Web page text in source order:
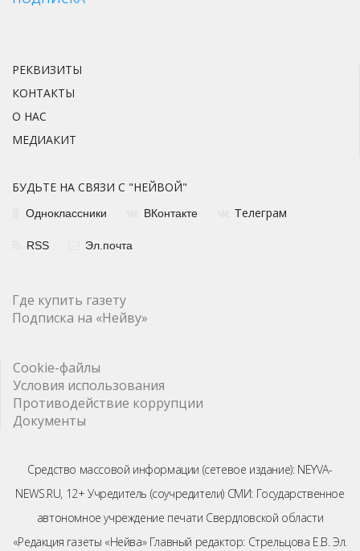
РЕКВИЗИТЫ
КОНТАКТЫ
О НАС
МЕДИАКИТ
БУДЬТЕ НА СВЯЗИ С "НЕЙВОЙ"
Одноклассники ВКонтакте Телеграм
RSS Эл.почта
Где купить газету
Подписка на «Нейву»
Cookie-файлы
Условия использования
Противодействие коррупции
Документы
Средство массовой информации (сетевое издание): NEYVA-
NEWS.RU, 12+ Учредитель (соучредители) СМИ: Государственное
автономное учреждение печати Свердловской области
«Редакция газеты «Нейва» Главный редактор: Стрельцова Е.В. Эл.